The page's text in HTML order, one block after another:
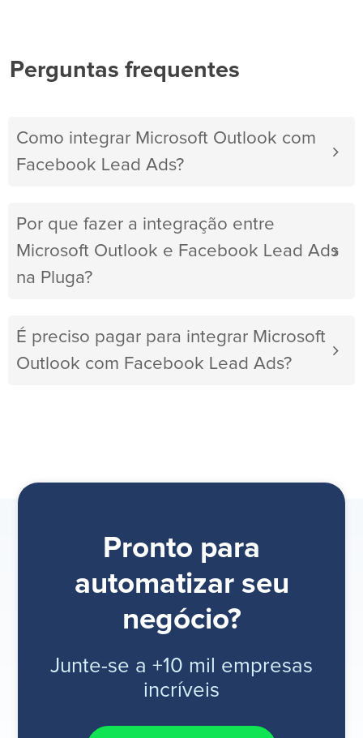
Perguntas frequentes
Como integrar Microsoft Outlook com
Facebook Lead Ads?
Por que fazer a integração entre
Microsoft Outlook e Facebook Lead Ads
na Pluga?
É preciso pagar para integrar Microsoft
Outlook com Facebook Lead Ads?
Pronto para
automatizar seu
negócio?
Junte-se a +10 mil empresas
incríveis